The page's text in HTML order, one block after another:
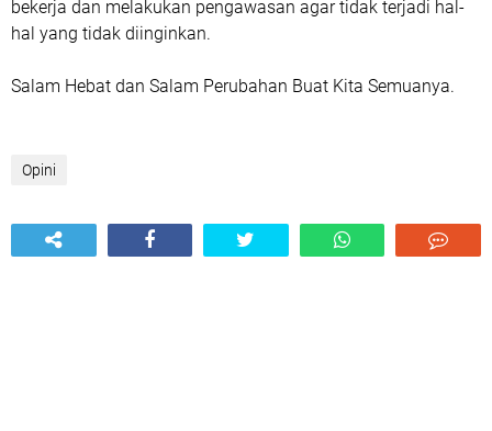
bekerja dan melakukan pengawasan agar tidak terjadi hal-
hal yang tidak diinginkan.
Salam Hebat dan Salam Perubahan Buat Kita Semuanya.
Opini